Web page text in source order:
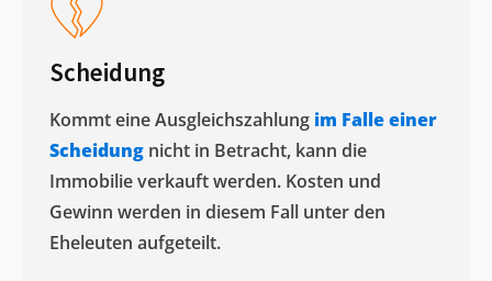
Scheidung
Kommt eine Ausgleichszahlung im Falle einer
Scheidung nicht in Betracht, kann die
Immobilie verkauft werden. Kosten und
Gewinn werden in diesem Fall unter den
Eheleuten aufgeteilt.​